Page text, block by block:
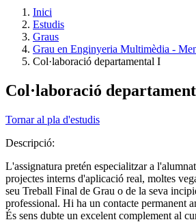
Inici
Estudis
Graus
Grau en Enginyeria Multimèdia -
Col·laboració departamental I
Col·laboració
Tornar al pla d'estudis
Descripció:
L'assignatura pretén especialitzar a
projectes interns d'aplicació real, moltes
seu Treball Final de Grau o de la seva
professional. Hi ha un contacte permanent
És sens dubte un excelent complement al